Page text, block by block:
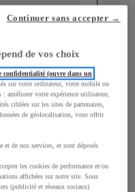
138 g/km
de vos choix
confidentialité (ouvre dans un
sur votre ordinateur, votre mobile ou
améliorer votre expérience utilisateur,
ciblées sur les sites de partenaires,
de géolocalisation, vous offrir
et de nos services, et sont déposés
les cookies de performance et/ou
affichées sur notre site. Sous
(publicité et réseaux sociaux)
Continuer sans accepter →